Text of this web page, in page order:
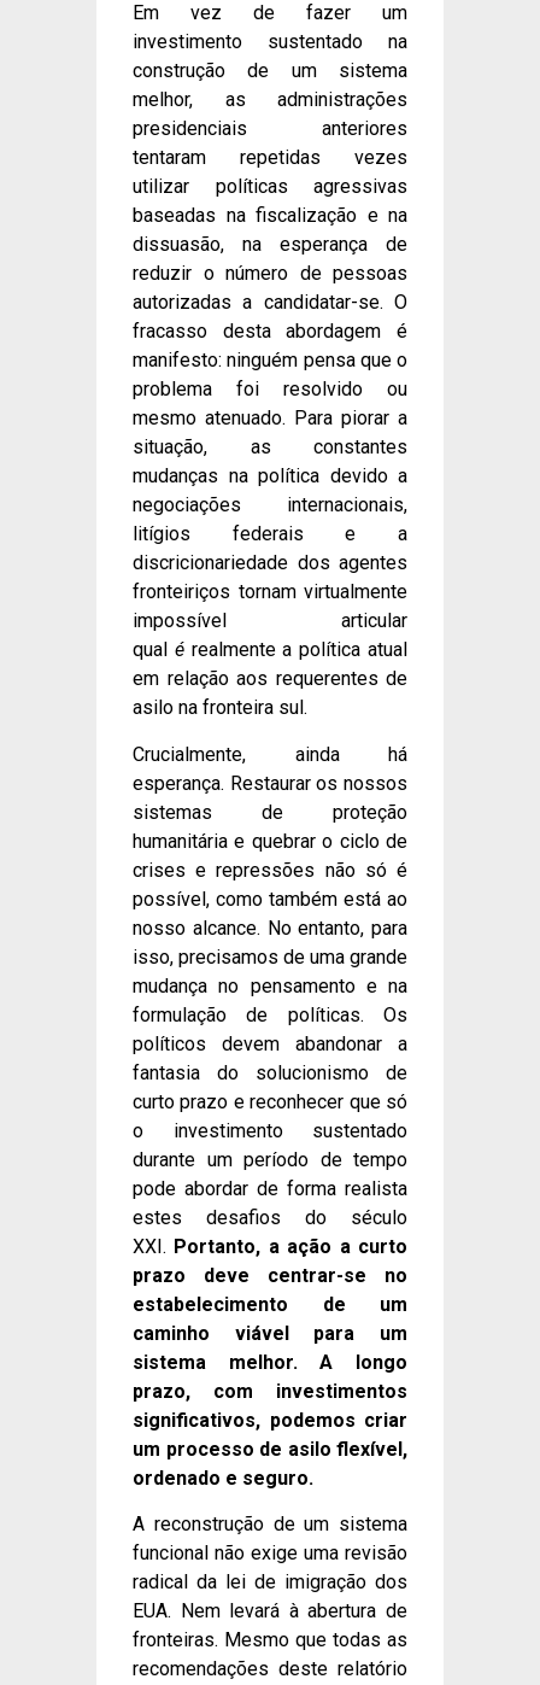
Em vez de fazer um
investimento sustentado na
construção de um sistema
melhor, as administrações
presidenciais anteriores
tentaram repetidas vezes
utilizar políticas agressivas
baseadas na fiscalização e na
dissuasão, na esperança de
reduzir o número de pessoas
autorizadas a candidatar-se. O
fracasso desta abordagem é
manifesto: ninguém pensa que o
problema foi resolvido ou
mesmo atenuado. Para piorar a
situação, as constantes
mudanças na política devido a
negociações internacionais,
litígios federais e a
discricionariedade dos agentes
fronteiriços tornam virtualmente
impossível articular
qual érealmente a política atual
em relação aos requerentes de
asilo na fronteira sul.
Crucialmente, ainda há
esperança. Restaurar os nossos
sistemas de proteção
humanitária e quebrar o ciclo de
crises e repressões não só é
possível, como também está ao
nosso alcance. No entanto, para
isso, precisamos de uma grande
mudança no pensamento e na
formulação de políticas. Os
políticos devem abandonar a
fantasia do solucionismo de
curto prazo e reconhecer que só
o investimento sustentado
durante um período de tempo
pode abordar de forma realista
estes desafios do século
XXI. Portanto, a ação a curto
prazo deve centrar-se no
estabelecimento de um
caminho viável para um
sistema melhor. A longo
prazo, com investimentos
significativos, podemos criar
um processo de asilo flexível,
ordenado e seguro.
A reconstrução de um sistema
funcional não exige uma revisão
radical da lei de imigração dos
EUA. Nem levará à abertura de
fronteiras. Mesmo que todas as
recomendações deste relatório